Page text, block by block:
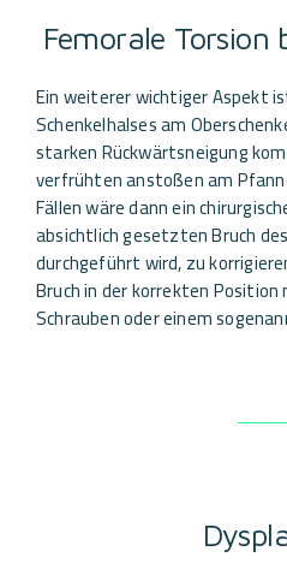
Femorale Torsion
Ein weiterer wichtiger Aspekt
Schenkelhalses am
starken Rückwärtsneigung
verfrühten anstoßen am
Fällen wäre dann ein
absichtlich gesetzten Bruch
durchgeführt wird, zu
Bruch in der korrekten
Schrauben oder einem